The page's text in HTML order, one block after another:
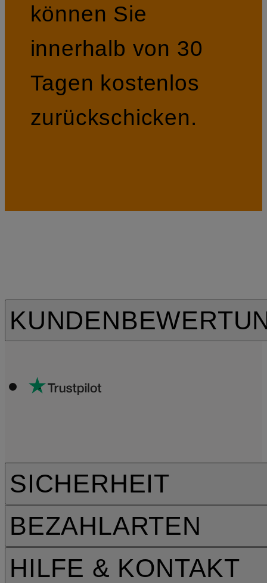
können Sie
innerhalb von 30
Tagen kostenlos
zurückschicken.
HILFE & KONTAKT
SICHERHEIT
BEZAHLARTEN